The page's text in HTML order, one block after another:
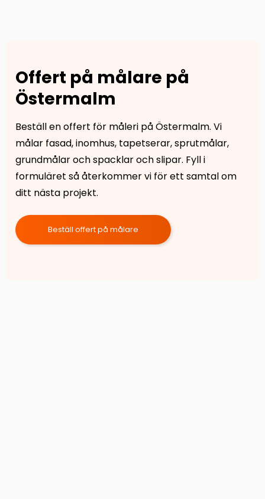
Offert på målare på
Östermalm
Beställ en offert för måleri på Östermalm. Vi
målar fasad, inomhus, tapetserar, sprutmålar,
grundmålar och spacklar och slipar. Fyll i
formuläret så återkommer vi för ett samtal om
ditt nästa projekt.
Beställ offert på målare